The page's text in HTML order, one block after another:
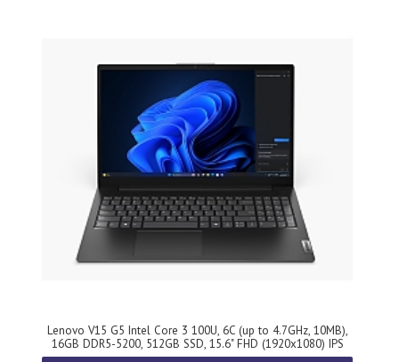
Lenovo V15 G5 Intel Core 3 100U, 6C (up to 4.7GHz, 10MB),
16GB DDR5-5200, 512GB SSD, 15.6" FHD (1920x1080) IPS
AG, Intel UHD Graphics, HD 720p Cam, WLAN, BT, 3 cell,